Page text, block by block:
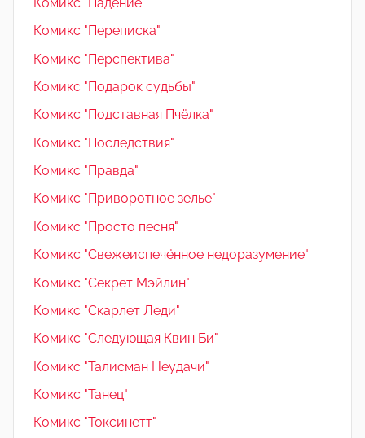
Комикс "Переписка"
Комикс "Перспектива"
Комикс "Подарок судьбы"
Комикс "Подставная Пчёлка"
Комикс "Последствия"
Комикс "Правда"
Комикс "Приворотное зелье"
Комикс "Просто песня"
Комикс "Свежеиспечённое недоразумение"
Комикс "Секрет Мэйлин"
Комикс "Скарлет Леди"
Комикс "Следующая Квин Би"
Комикс "Талисман Неудачи"
Комикс "Танец"
Комикс "Токсинетт"